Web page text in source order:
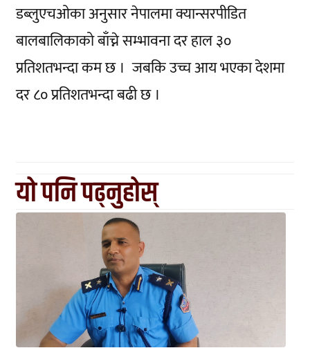
डब्लुएचओका अनुसार नेपालमा क्यान्सरपीडित
बालबालिकाको बाँच्ने सम्भावना दर हाल ३०
प्रतिशतभन्दा कम छ । जबकि उच्च आय भएका देशमा
दर ८० प्रतिशतभन्दा बढी छ ।
यो पनि पढ्नुहोस्